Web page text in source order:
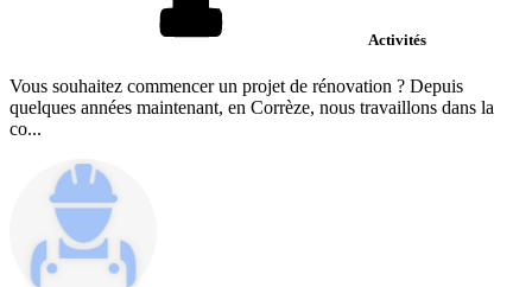
Activités
Vous souhaitez commencer un projet de rénovation ? Depuis
quelques années maintenant, en Corrèze, nous travaillons dans la
co...